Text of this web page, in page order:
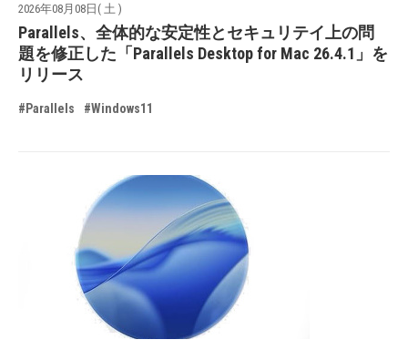
2026年08月08日( 土 )
Parallels、全体的な安定性とセキュリテイ上の問
題を修正した「Parallels Desktop for Mac 26.4.1」を
リリース
#Parallels #Windows11